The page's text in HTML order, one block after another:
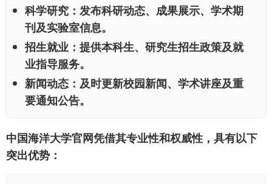
科学研究： 发布科研动态、成果展示、学术期
刊及实验室信息。
招生就业： 提供本科生、研究生招生政策及就
业指导服务。
新闻动态： 及时更新校园新闻、学术讲座及重
要通知公告。
中国海洋大学官网凭借其专业性和权威性，具有以下
突出优势：